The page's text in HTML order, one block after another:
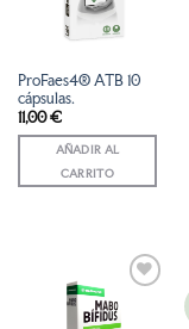
DE
DESEOS
ProFaes4® ATB 10
cápsulas.
11,00€
AÑADIR AL
CARRITO
AÑADIR
A LA